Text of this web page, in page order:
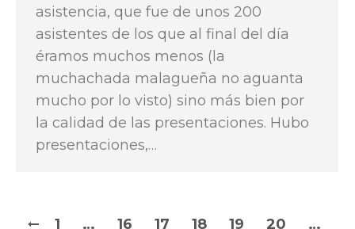
asistencia, que fue de unos 200
asistentes de los que al final del día
éramos muchos menos (la
muchachada malagueña no aguanta
mucho por lo visto) sino más bien por
la calidad de las presentaciones. Hubo
presentaciones,…
1 … 16 17 18 19 20 …